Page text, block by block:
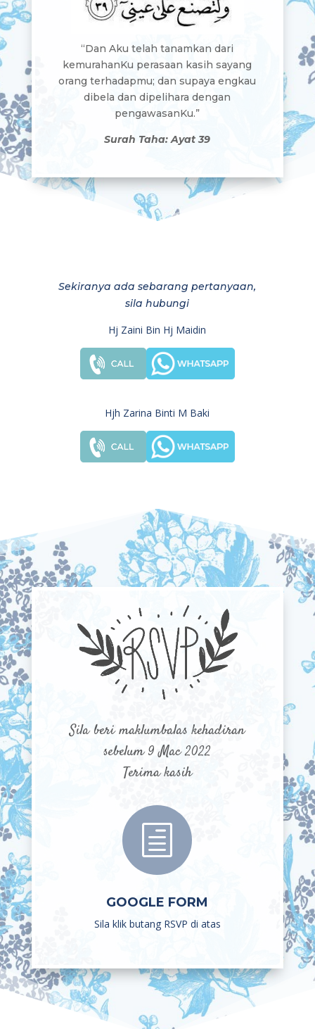
“Dan Aku telah tanamkan dari
kemurahanKu perasaan kasih sayang
orang terhadapmu; dan supaya engkau
dibela dan dipelihara dengan
pengawasanKu.”
Surah Taha: Ayat 39
Sekiranya ada sebarang pertanyaan,
sila hubungi
Hj Zaini Bin Hj Maidin
Hjh Zarina Binti M Baki
Sila beri maklumbalas kehadiran
sebelum 9 Mac 2022
Terima kasih
h
GOOGLE FORM
Sila klik butang RSVP di atas